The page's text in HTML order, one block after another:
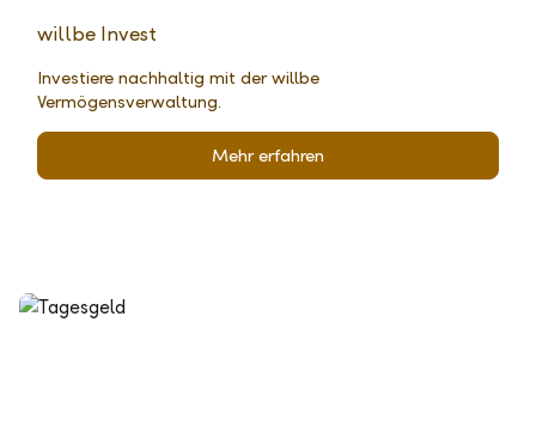
willbe Invest
Investiere nachhaltig mit der willbe
Vermögensverwaltung.
Mehr erfahren